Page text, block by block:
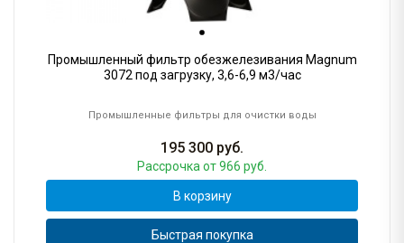
Промышленный фильтр обезжелезивания Magnum
3072 под загрузку, 3,6-6,9 м3/час
Промышленные фильтры для очистки воды
195 300 руб.
Рассрочкаот 966 руб.
В корзину
Быстрая покупка